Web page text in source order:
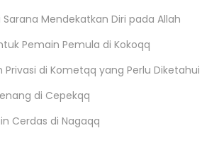
Mendekatkan Diri pada Allah
Pemain Pemula di Kokoqq
di Kometqq yang Perlu Diketahui
di Cepekqq
Cerdas di Nagaqq